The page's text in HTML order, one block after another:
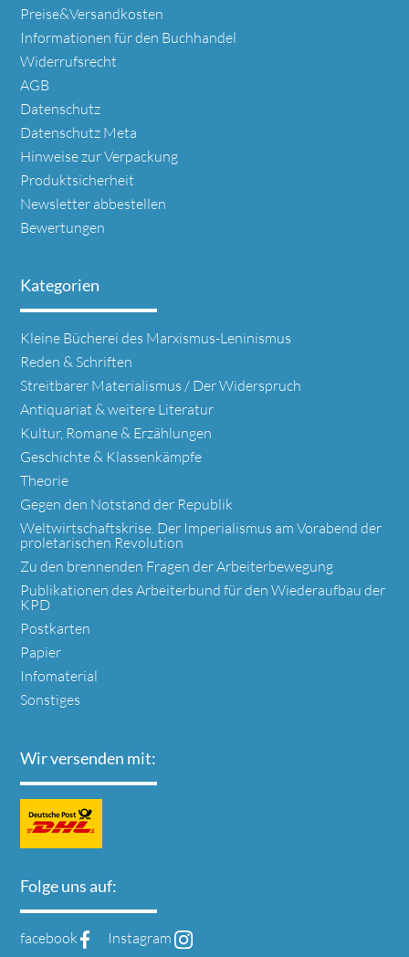
Preise&Versandkosten
Informationen für den Buchhandel
Widerrufsrecht
AGB
Datenschutz
Datenschutz Meta
Hinweise zur Verpackung
Produktsicherheit
Newsletter abbestellen
Bewertungen
Kategorien
Navigation
überspringen
Kleine Bücherei des Marxismus-Leninismus
Reden & Schriften
Streitbarer Materialismus / Der Widerspruch
Antiquariat & weitere Literatur
Kultur, Romane & Erzählungen
Geschichte & Klassenkämpfe
Theorie
Gegen den Notstand der Republik
Weltwirtschaftskrise. Der Imperialismus am Vorabend der
proletarischen Revolution
Zu den brennenden Fragen der Arbeiterbewegung
Publikationen des Arbeiterbund für den Wiederaufbau der
KPD
Postkarten
Papier
Infomaterial
Sonstiges
Wir versenden mit:
Folge uns auf:
facebook Instagram